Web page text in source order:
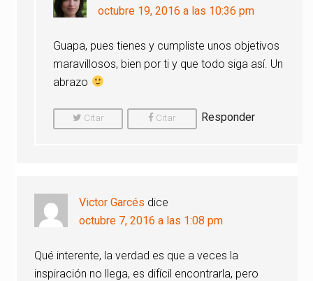
octubre 19, 2016 a las 10:36 pm
Guapa, pues tienes y cumpliste unos objetivos
maravillosos, bien por ti y que todo siga así. Un
abrazo
Citar
Comentario
Citar
Comentario
Responder
Victor Garcés dice
octubre 7, 2016 a las 1:08 pm
Qué interente, la verdad es que a veces la
inspiración no llega, es difícil encontrarla, pero